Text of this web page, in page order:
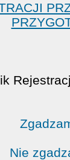
Nie